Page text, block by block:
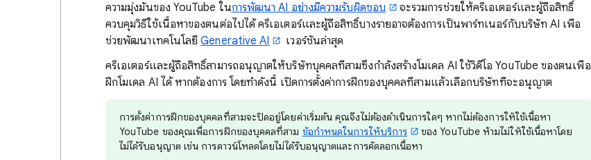
ความมุ่งมั่นของ YouTube ในการพัฒนา AI อย่างมีความรับผิดชอบ
จะรวมการช่วยให้ครีเอเตอร์และผู้ถือสิทธิ์
ควบคุมวิธีใช้เนื้อหาของตนต่อไปได้ ครีเอเตอร์และผู้ถือสิทธิ์บางรายอาจต้องการเป็นพาร์ทเนอร์กับบริษัท AI เพื่อ
ช่วยพัฒนาเทคโนโลยีGenerative AI
เวอร์ชันล่าสุด
ครีเอเตอร์และผู้ถือสิทธิ์สามารถอนุญาตให้บริษัทบุคคลที่สามซึ่งกำลังสร้างโมเดล AI ใช้วิดีโอ YouTube ของตนเพื่อ
ฝึกโมเดล AI ได้ หากต้องการ โดยทำดังนี้ เปิดการตั้งค่าการฝึกของบุคคลที่สามแล้วเลือกบริษัทที่จะอนุญาต
การตั้งค่าการฝึกของบุคคลที่สามจะปิดอยู่โดยค่าเริ่มต้น คุณจึงไม่ต้องดำเนินการใดๆ หากไม่ต้องการให้ใช้เนื้อหา
YouTube ของคุณเพื่อการฝึกของบุคคลที่สาม ข้อกำหนดในการให้บริการ
ของ YouTube ห้ามไม่ให้ใช้เนื้อหาโดย
ไม่ได้รับอนุญาต เช่น การดาวน์โหลดโดยไม่ได้รับอนุญาตและการคัดลอกเนื้อหา